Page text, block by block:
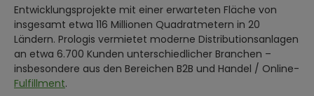
Entwicklungsprojekte mit einer erwarteten Fläche von
insgesamt etwa 116 Millionen Quadratmetern in 20
Ländern. Prologis vermietet moderne Distributionsanlagen
an etwa 6.700 Kunden unterschiedlicher Branchen –
insbesondere aus den Bereichen B2B und Handel / Online-
Fulfillment.